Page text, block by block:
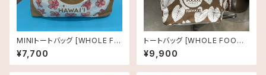
MINIトートバッグ [WHOLE FO
ODS MARKET]プルメリア
¥7,700
トートバッグ [WHOLE FOODS
MARKET]ホールフーズマーケ
ット オーガニックショッピングバ
ッグ タロリーフ
¥9,900